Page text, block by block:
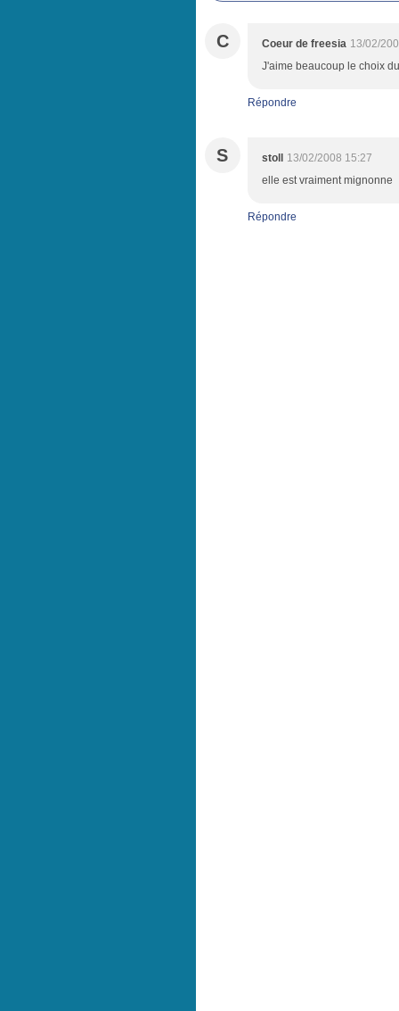
C Coeur de freesia 13/02/
J'aime beaucoup le choix
Répondre
S stoll
13/02/2008 15:27
elle est vraiment mignonne
Répondre